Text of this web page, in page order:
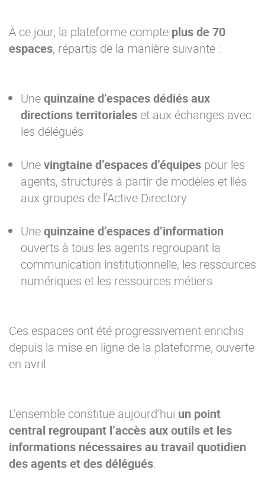
À ce jour, la plateforme compte plus de 70
espaces, répartis de la manière suivante :
Unequinzained’espaces dédiés aux
directions territoriales et aux échanges avec
les délégués
Unevingtained’espaces d’équipes pour les
agents, structurés à partir de modèles et liés
aux groupes de l’Active Directory
Unequinzaine d’espaces d’information
ouverts à tous les agents regroupant la
communication institutionnelle, les ressources
numériques et les ressources métiers.
Ces espaces ont été progressivement enrichis
depuis la mise en ligne de la plateforme, ouverte
en avril.
L’ensemble constitue aujourd’hui un point
central regroupant l’accès aux outils et les
informations nécessaires au travail quotidien
des agents et des délégués.